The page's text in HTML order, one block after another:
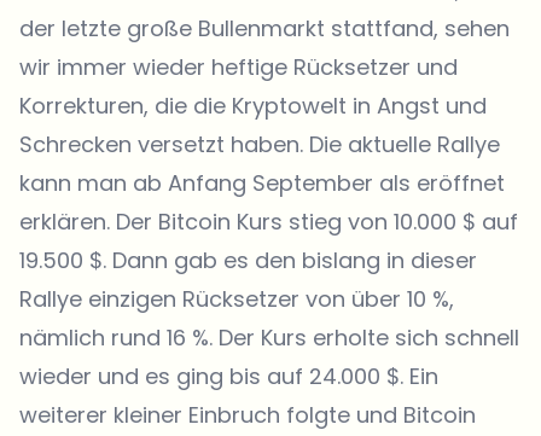
der letzte große Bullenmarkt stattfand, sehen
wir immer wieder heftige Rücksetzer und
Korrekturen, die die Kryptowelt in Angst und
Schrecken versetzt haben. Die aktuelle Rallye
kann man ab Anfang September als eröffnet
erklären. Der Bitcoin Kurs stieg von 10.000 $ auf
19.500 $. Dann gab es den bislang in dieser
Rallye einzigen Rücksetzer von über 10 %,
nämlich rund 16 %. Der Kurs erholte sich schnell
wieder und es ging bis auf 24.000 $. Ein
weiterer kleiner Einbruch folgte und Bitcoin